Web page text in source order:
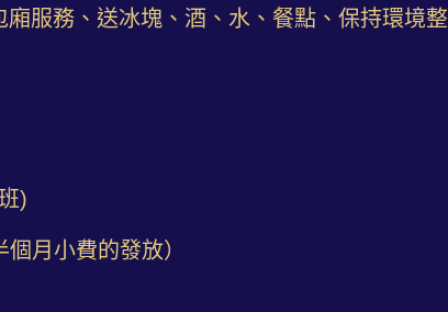
服務、送冰塊、酒、水、餐點、保持環境整
)
月小費的發放）